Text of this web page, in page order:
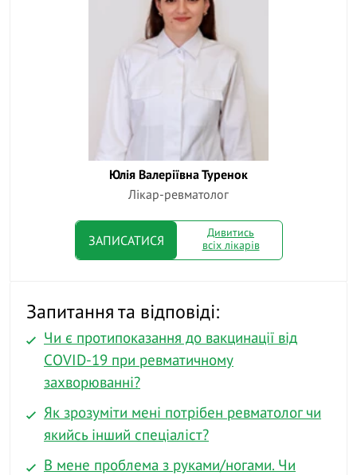
Юлія Валеріївна Туренок
Лікар-ревматолог
ЗАПИСАТИСЯ
Дивитись
всіх лікарів
Запитання та відповіді:
Чи є протипоказання до вакцинації від
COVID-19 при ревматичному
захворюванні?
Як зрозуміти мені потрібен ревматолог чи
якийсь інший спеціаліст?
В мене проблема з руками/ногами. Чи